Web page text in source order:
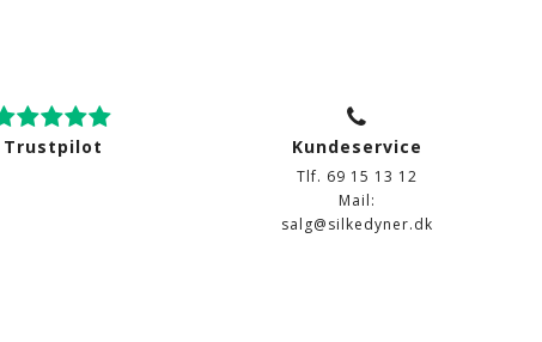
Trustpilot Kundeservice
Tlf. 69 15 13 12
Mail:
salg@silkedyner.dk